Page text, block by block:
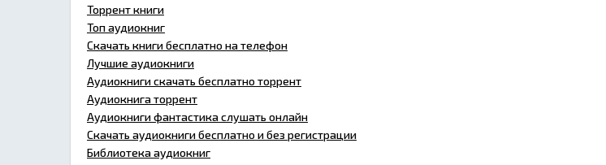
Торрент книги
Топ аудиокниг
Скачать книги бесплатно на телефон
Лучшие аудиокниги
Аудиокниги скачать бесплатно торрент
Аудиокнига торрент
Аудиокниги фантастика слушать онлайн
Скачать аудиокниги бесплатно и без регистрации
Библиотека аудиокниг